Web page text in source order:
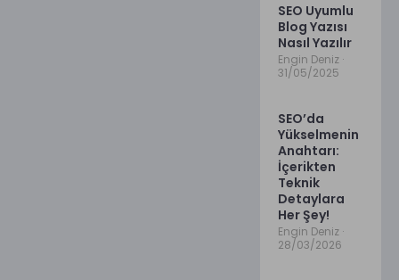
SEO Uyumlu
Blog Yazısı
Nasıl Yazılır
Engin Deniz
31/05/2025
SEO’da
Yükselmenin
Anahtarı:
İçerikten
Teknik
Detaylara
Her Şey!
Engin Deniz
28/03/2026